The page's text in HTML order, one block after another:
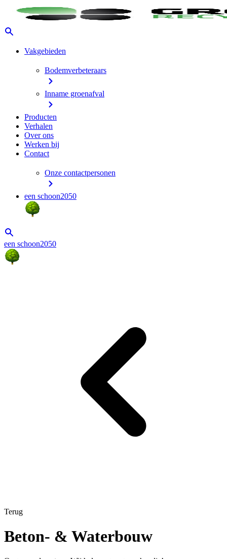
Vakgebieden
Bodemverbeteraars
Inname groenafval
Producten
Verhalen
Over ons
Werken bij
Contact
Onze contactpersonen
een schoon2050
een schoon2050
Terug
Beton- & Waterbouw